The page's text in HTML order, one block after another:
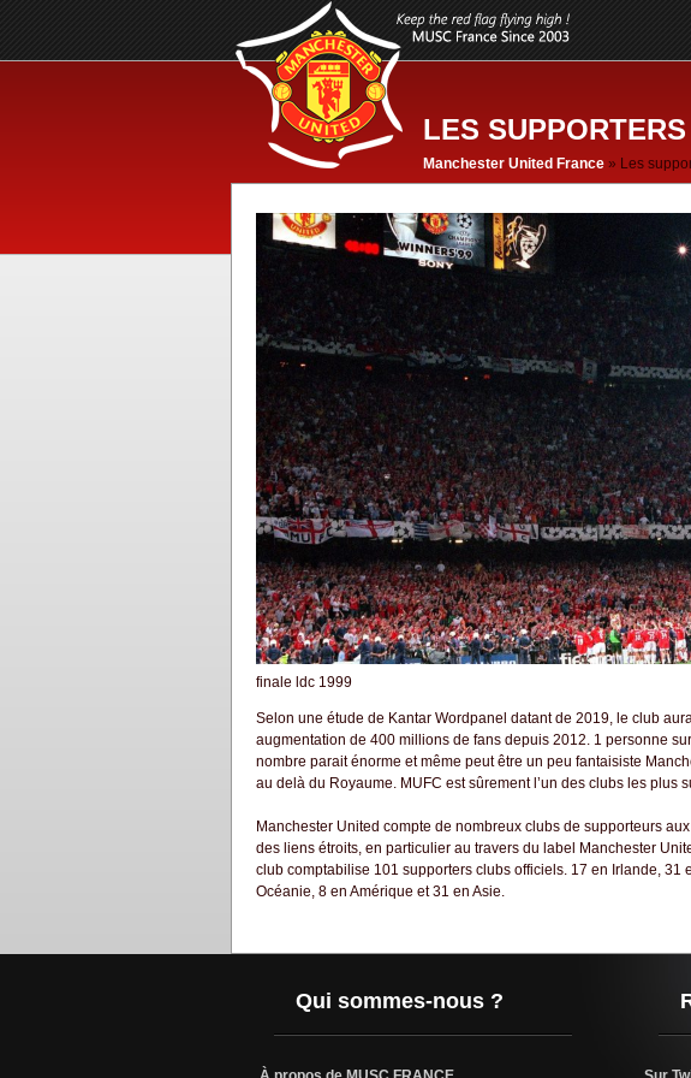
LES SUPPORTERS
Manchester United France » Les
finale ldc 1999
Selon une étude de Kantar Wordpanel datant de 2019, le club
augmentation de 400 millions de fans depuis 2012. 1 personne
nombre parait énorme et même peut être un peu fantaisiste
au delà du Royaume. MUFC est sûrement l’un des clubs les plus
Manchester United compte de nombreux clubs de supporteurs
des liens étroits, en particulier au travers du label Manchester
club comptabilise 101 supporters clubs officiels. 17 en Irlande, 31
Océanie, 8 en Amérique et 31 en Asie.
Qui sommes-nous ?